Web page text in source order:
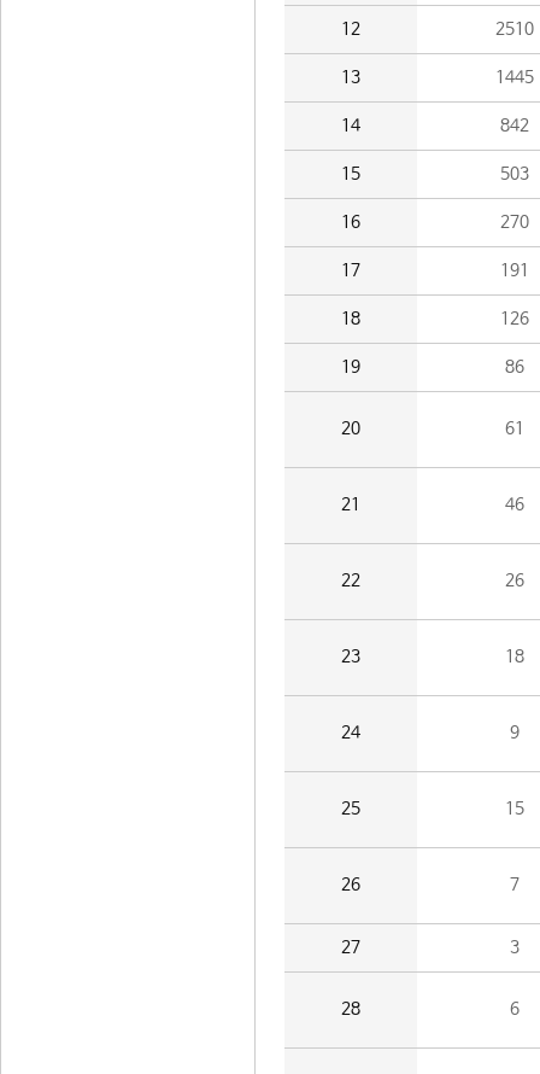
12 2510
13 1445
14 842
15 503
16 270
17 191
18 126
19 86
20 61
21 46
22 26
23 18
24 9
25 15
26 7
27 3
28 6